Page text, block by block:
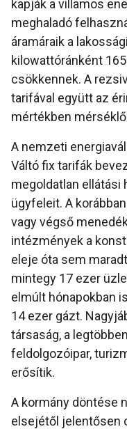
kapják a villamos
meghaladó
áramáraik a
kilowattóránként
csökkennek. A
tarifával együtt az
mértékben
A nemzeti
Váltó fix tarifák
megoldatlan ellátási
ügyfeleit. A
vagy végső
intézmények a
eleje óta sem
mintegy 17 ezer
elmúlt hónapokban
14 ezer gázt.
társaság, a
feldolgozóipar,
erősítik.
A kormány döntése
elsejétől jelentősen